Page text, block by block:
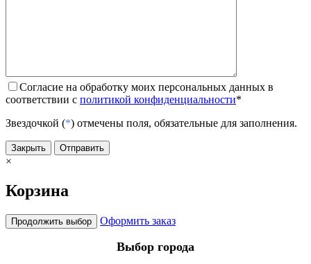
Согласие на обработку моих персональных данных в
соответствии с политикой конфиденциальности*
Звездочкой (*) отмечены поля, обязательные для заполнения.
Закрыть Отправить
×
Корзина
Продолжить выбор Оформить заказ
Выбор города